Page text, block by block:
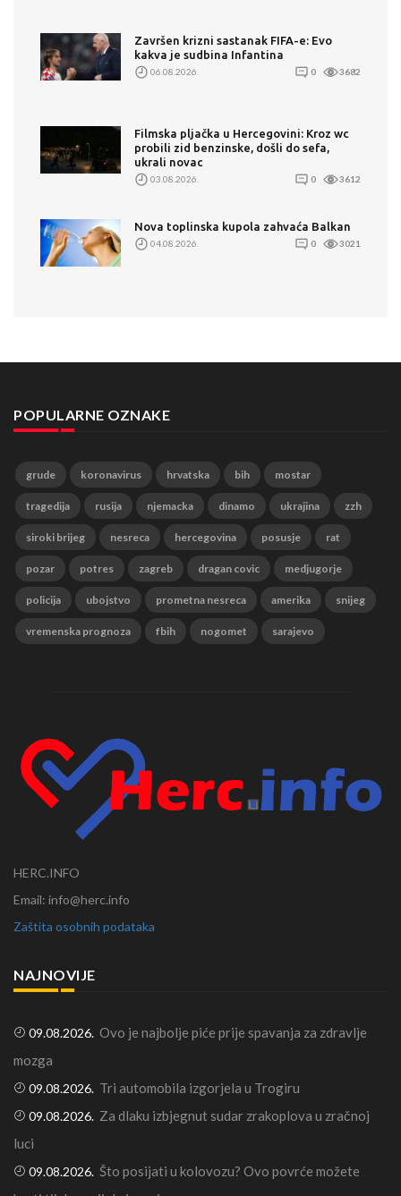
Završen krizni sastanak FIFA-e: Evo
kakva je sudbina Infantina
06.08.2026. 0 3682
Filmska pljačka u Hercegovini: Kroz wc
probili zid benzinske, došli do sefa,
ukrali novac
03.08.2026. 0 3612
Nova toplinska kupola zahvaća Balkan
04.08.2026. 0 3021
POPULARNE OZNAKE
grude koronavirus hrvatska bih mostar
tragedija rusija njemacka dinamo ukrajina zzh
siroki brijeg nesreca hercegovina posusje rat
pozar potres zagreb dragan covic medjugorje
policija ubojstvo prometna nesreca amerika snijeg
vremenska prognoza fbih nogomet sarajevo
HERC.INFO
Email: info@herc.info
Zaštita osobnih podataka
NAJNOVIJE
09.08.2026. Ovo je najbolje piće prije spavanja za zdravlje
mozga
09.08.2026. Tri automobila izgorjela u Trogiru
09.08.2026. Za dlaku izbjegnut sudar zrakoplova u zračnoj
luci
09.08.2026. Što posijati u kolovozu? Ovo povrće možete